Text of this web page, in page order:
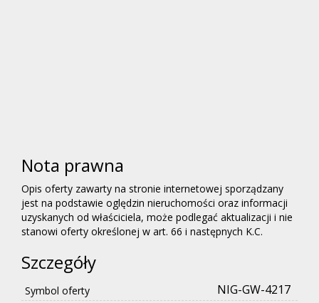
Nota prawna
Opis oferty zawarty na stronie internetowej sporządzany
jest na podstawie oględzin nieruchomości oraz informacji
uzyskanych od właściciela, może podlegać aktualizacji i nie
stanowi oferty określonej w art. 66 i następnych K.C.
Szczegóły
Symbol oferty NIG-GW-4217